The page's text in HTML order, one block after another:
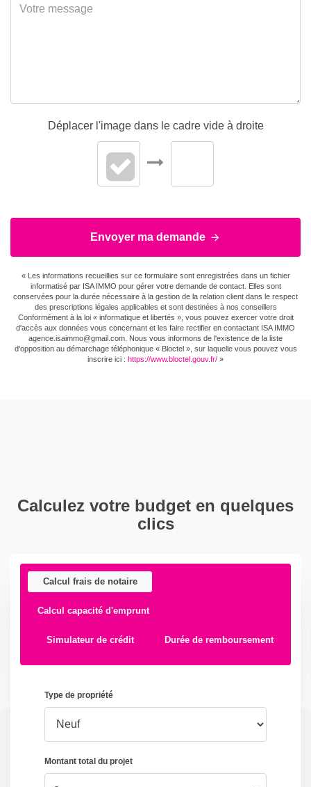
Déplacer l'image dans le cadre vide à droite
Envoyer ma demande
« Les informations recueillies sur ce formulaire sont enregistrées dans un fichier
informatisé par ISA IMMO pour gérer votre demande de contact. Elles sont
conservées pour la durée nécessaire à la gestion de la relation client dans le respect
des prescriptions légales applicables et sont destinées à nos conseillers
Conformément à la loi « informatique et libertés », vous pouvez exercer votre droit
d'accès aux données vous concernant et les faire rectifier en contactant ISA IMMO
agence.isaimmo@gmail.com . Nous vous informons de l'existence de la liste
d'opposition au démarchage téléphonique « Bloctel », sur laquelle vous pouvez vous
inscrire ici : https://www.bloctel.gouv.fr/ »
Calculez votre budget en quelques
clics
Calcul frais de notaire
Calcul capacité d'emprunt
Simulateur de crédit Durée de remboursement